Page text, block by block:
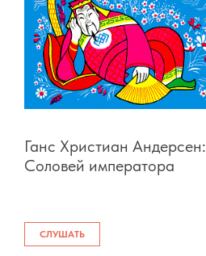
Ганс Христиан Андерсен:
Соловей императора
СЛУШАТЬ